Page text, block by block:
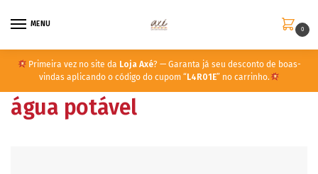
MENU
0
Primeira vez no site da Loja Axé? — Garanta já seu desconto de boas-
vindas aplicando o código do cupom “ L4R01E” no carrinho.
água potável